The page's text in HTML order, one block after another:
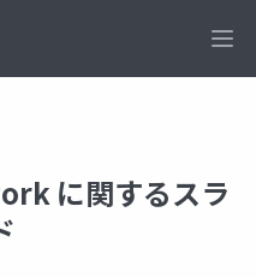
に関するスラ